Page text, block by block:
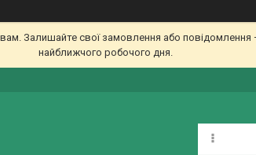
Залишайте свої замовлення або
найближчого робочого дня.